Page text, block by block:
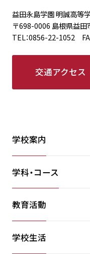
益田永島学園 明誠高等
〒698-0006 島根県益
TEL：0856-22-1052
交通アクセス
学校案内
学科・コース
教育活動
学校生活